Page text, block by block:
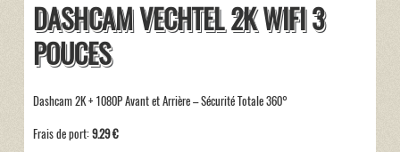
DASHCAM VECHTEL 2K WIFI 3
POUCES
Dashcam 2K + 1080P Avant et Arrière – Sécurité Totale 360°
Frais de port:9.29 €